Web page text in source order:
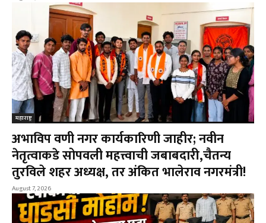
महाराष्ट्र
अभाविप वणी नगर कार्यकारिणी जाहीर; नवीन
नेतृत्वाकडे सोपवली महत्त्वाची जबाबदारी,चैतन्य
तुरविले शहर अध्यक्ष, तर अंकित भालेराव नगरमंत्री!
August 7, 2026